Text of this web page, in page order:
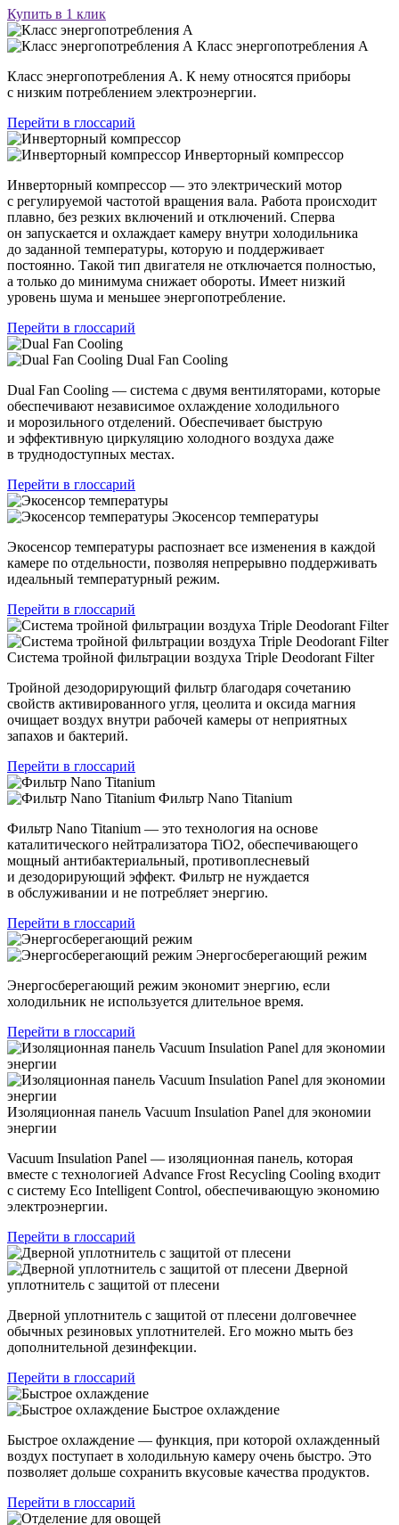
Купить в 1 клик
Класс энергопотребления А
Класс энергопотребления А. К нему относятся приборы
с низким потреблением электроэнергии.
Перейти в глоссарий
Инверторный компрессор
Инверторный компрессор — это электрический мотор
с регулируемой частотой вращения вала. Работа происходит
плавно, без резких включений и отключений. Сперва
он запускается и охлаждает камеру внутри холодильника
до заданной температуры, которую и поддерживает
постоянно. Такой тип двигателя не отключается полностью,
а только до минимума снижает обороты. Имеет низкий
уровень шума и меньшее энергопотребление.
Перейти в глоссарий
Dual Fan Cooling
Dual Fan Cooling — система с двумя вентиляторами, которые
обеспечивают независимое охлаждение холодильного
и морозильного отделений. Обеспечивает быструю
и эффективную циркуляцию холодного воздуха даже
в труднодоступных местах.
Перейти в глоссарий
Экосенсор температуры
Экосенсор температуры распознает все изменения в каждой
камере по отдельности, позволяя непрерывно поддерживать
идеальный температурный режим.
Перейти в глоссарий
Система тройной фильтрации воздуха Triple Deodorant Filter
Тройной дезодорирующий фильтр благодаря сочетанию
свойств активированного угля, цеолита и оксида магния
очищает воздух внутри рабочей камеры от неприятных
запахов и бактерий.
Перейти в глоссарий
Фильтр Nano Titanium
Фильтр Nano Titanium — это технология на основе
каталитического нейтрализатора TiO2, обеспечивающего
мощный антибактериальный, противоплесневый
и дезодорирующий эффект. Фильтр не нуждается
в обслуживании и не потребляет энергию.
Перейти в глоссарий
Энергосберегающий режим
Энергосберегающий режим экономит энергию, если
холодильник не используется длительное время.
Перейти в глоссарий
Изоляционная панель Vacuum Insulation Panel для экономии
энергии
Vacuum Insulation Panel — изоляционная панель, которая
вместе с технологией Advance Frost Recycling Cooling входит
с систему Eco Intelligent Control, обеспечивающую экономию
электроэнергии.
Перейти в глоссарий
Дверной
уплотнитель с защитой от плесени
Дверной уплотнитель с защитой от плесени долговечнее
обычных резиновых уплотнителей. Его можно мыть без
дополнительной дезинфекции.
Перейти в глоссарий
Быстрое охлаждение
Быстрое охлаждение — функция, при которой охлажденный
воздух поступает в холодильную камеру очень быстро. Это
позволяет дольше сохранить вкусовые качества продуктов.
Перейти в глоссарий